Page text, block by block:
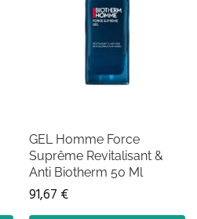
GEL Homme Force
Suprême Revitalisant &
Anti Biotherm 50 Ml
91,67 €